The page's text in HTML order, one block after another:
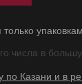
числа в
по Казани и в